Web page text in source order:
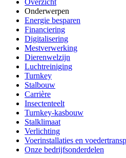
Overzicht
Onderwerpen
Energie besparen
Financiering
Digitalisering
Mestverwerking
Dierenwelzijn
Luchtreiniging
Turnkey
Stalbouw
Carrière
Insectenteelt
Turnkey-kasbouw
Stalklimaat
Verlichting
Voerinstallaties en
Onze bedrijfsonderdelen